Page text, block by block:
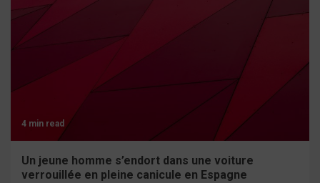
4 min read
Un jeune homme s’endort dans une voiture
verrouillée en pleine canicule en Espagne